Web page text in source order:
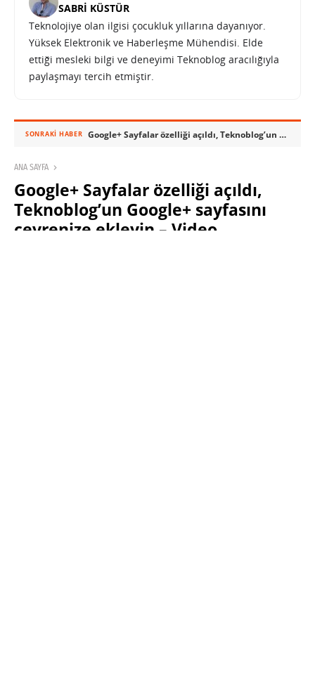
SABRI KÜSTÜR
Teknolojiye olan ilgisi çocukluk yıllarına dayanıyor.
Yüksek Elektronik ve Haberleşme Mühendisi. Elde
ettiği mesleki bilgi ve deneyimi Teknoblog aracılığıyla
paylaşmayı tercih etmiştir.
SONRAKI HABER Google+ Sayfalar özelliği açıldı, Teknoblog’un Google+ sayfasını çevrenize ekleyin – Video
ANA SAYFA
Google+ Sayfalar özelliği açıldı,
Teknoblog’un Google+ sayfasını
çevrenize ekleyin – Video